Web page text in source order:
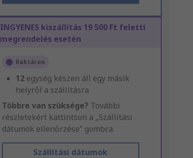
INGYENES kiszállítás 19 500 Ft feletti
megrendelés esetén
Raktáron
12 egység készen áll egy másik
helyről a szállításra
Többre van szüksége? További
részletekért kattintson a „Szállítási
dátumok ellenőrzése” gombra.
Szállítási dátumok